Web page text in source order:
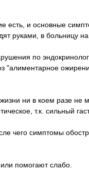
есть, и основные
руками, в больницу
по
ни в коем разе не
т.к. сильный
чего симптомы
помогают слабо.